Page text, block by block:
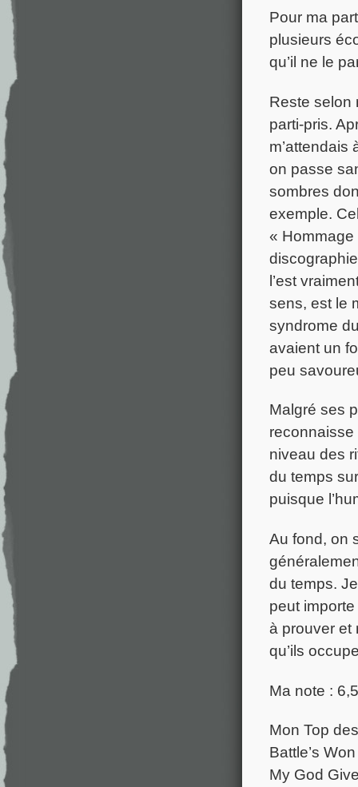
Pour ma
plusieurs
qu’il ne le
Reste selon
parti-pris.
m’attendais
on passe
sombres
exemple.
«
l’est
sens, est le
syndrome
avaient un
peu
Malgré ses
niveau des
du temps
puisque
Au fond, on
du temps.
peut importe
à prouver et
qu’ils
Ma note :
Mon Top
Battle’s Won
My God